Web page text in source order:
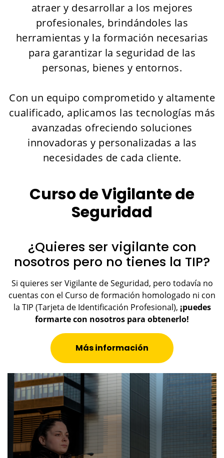
atraer y desarrollar a los mejores
profesionales, brindándoles las
herramientas y la formación necesarias
para garantizar la seguridad de las
personas, bienes y entornos.
Con un equipo comprometido y altamente
cualificado, aplicamos las tecnologías más
avanzadas ofreciendo soluciones
innovadoras y personalizadas a las
necesidades de cada cliente.
Curso de Vigilante de
Seguridad
¿Quieres ser vigilante con
nosotros pero no tienes la TIP?
Si quieres ser Vigilante de Seguridad, pero todavía no
cuentas con el Curso de formación homologado ni con
la TIP (Tarjeta de Identificación Profesional), ¡puedes
formarte con nosotros para obtenerlo!
Más información